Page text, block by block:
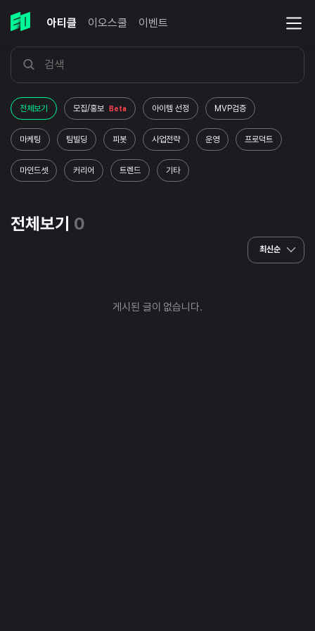
아티클 이오스쿨 이벤트
전체보기 모집/홍보 Beta 아이템 선정 MVP검증
마케팅 팀빌딩 피봇 사업전략 운영 프로덕트
마인드셋 커리어 트렌드 기타
전체보기 0
최신순
게시된 글이 없습니다.